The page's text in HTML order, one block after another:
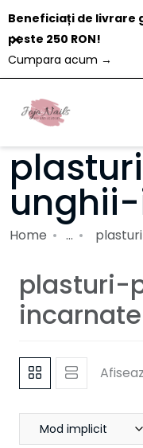
Beneficiați de livrare
peste 250 RON!
Cumpara acum →
Închide
Home ...
plasturi-
incarnate
Mod implicit